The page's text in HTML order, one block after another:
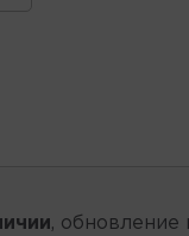
, обновление